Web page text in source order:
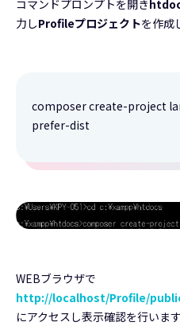
コマンドプロンプトを開き
力しProfileプロジェクトを作成
composer create-project
prefer-dist
WEBブラウザで
http://localhost/Profile/
にアクセスし表示確認を行います